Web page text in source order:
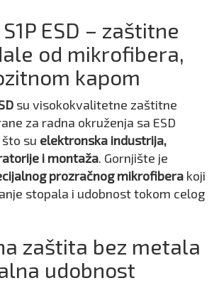
ESD – zaštitne
od mikrofibera,
kapom
su visokokvalitetne zaštitne
za radna okruženja sa ESD
su elektronska industrija,
i montaža. Gornjište je
prozračnog mikrofibera koji
stopala i udobnost tokom celog
zaštita bez metala
udobnost